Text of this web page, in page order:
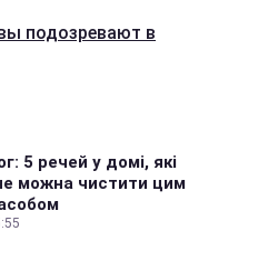
подозревают в
5 речей у домі, які
можна чистити цим